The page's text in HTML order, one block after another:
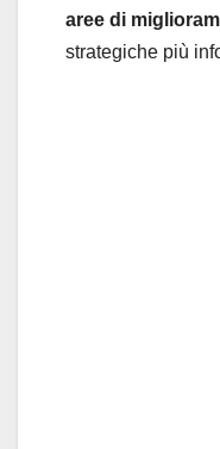
aree di
strategiche più